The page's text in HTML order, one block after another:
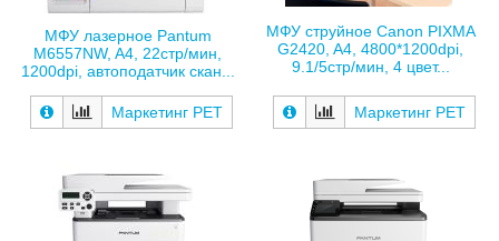
МФУ лазерное Pantum
M6557NW, A4, 22стр/мин,
1200dpi, автоподатчик скан...
Маркетинг РЕТ
МФУ струйное Canon PIXMA
G2420, A4, 4800*1200dpi,
9.1/5стр/мин, 4 цвет...
Маркетинг РЕТ